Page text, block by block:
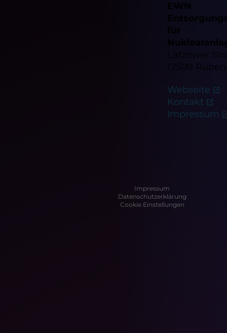
EWN
für
Latzower
17509
Webseite
Kontakt
Impressum
Impressum
Datenschutzerklärung
Cookie Einstellungen